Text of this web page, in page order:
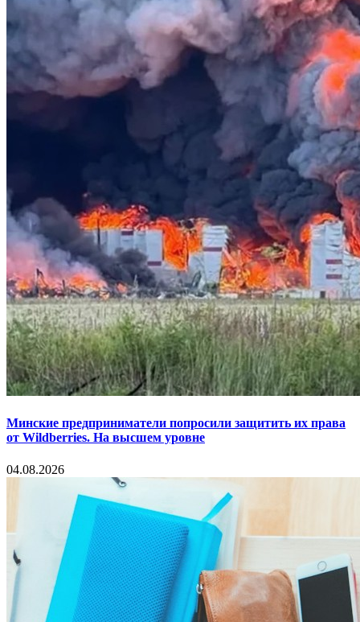
Минские предприниматели попросили защитить их права
от Wildberries. На высшем уровне
04.08.2026